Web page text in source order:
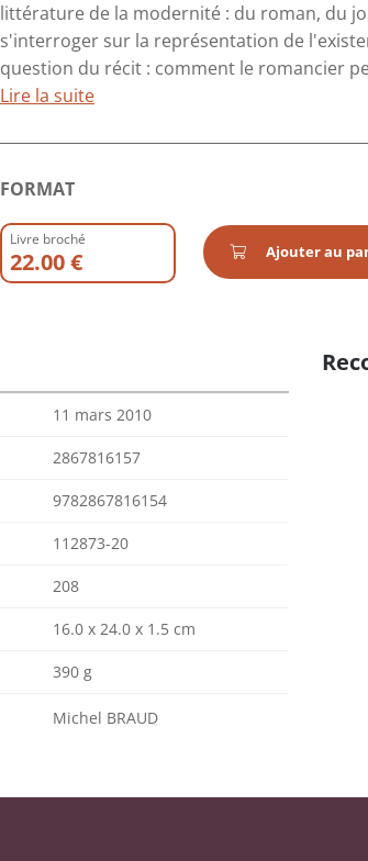
littérature de la modernité : du roman, du
s'interroger sur la représentation de
question du récit : comment le romancier
Lire la suite
FORMAT
Livre broché
22.00 € Ajouter au
11 mars 2010
2867816157
9782867816154
112873-20
208
16.0 x 24.0 x 1.5 cm
390 g
Michel BRAUD